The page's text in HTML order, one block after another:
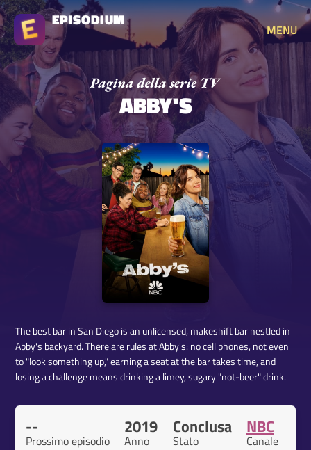
EPISODIUM
MENU
ABBY'S
The best bar in San Diego is an unlicensed, makeshift bar nestled in
Abby's backyard. There are rules at Abby's: no cell phones, not even
to "look something up," earning a seat at the bar takes time, and
losing a challenge means drinking a limey, sugary "not-beer" drink.
--
Prossimo episodio
2019
Anno
Conclusa
Stato
NBC
Canale